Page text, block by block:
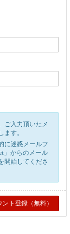
ご入力頂いたメ
す。
に迷惑メールフ
」からのメール
開始してくださ